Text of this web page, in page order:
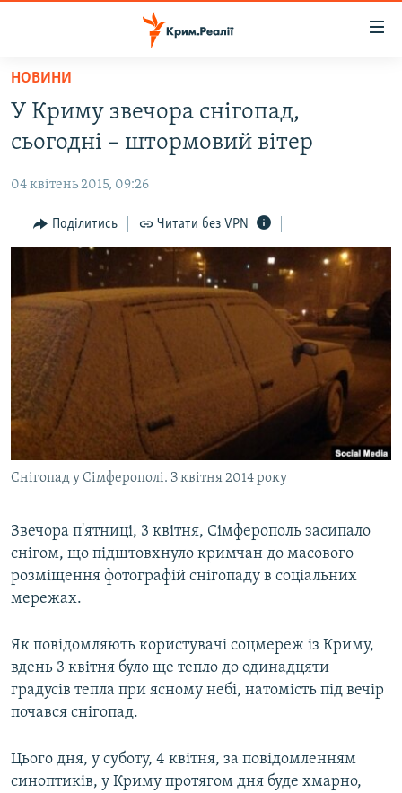
Перейти
основного
матеріалу
до
навігації
Перейти
пошуку
ВОДА.КРИМ
ПОЛІТИКА
БЛОГИ
ІНТЕРВ'Ю
ВСЕ ЗА ДЕНЬ
СПЕЦПРОЕКТИ
ДЕПОРТАЦІЯ
ВІДЕОУРОКИ «ELIFBE»
СВІДЧЕННЯ ОКУПАЦІЇ
УКРАЇНСЬКА ПРОБЛЕМА КРИМУ
ЯК ОБІЙТИ БЛОКУВАННЯ
Русский
Qırımtatar
Усі сайти RFE/RL
НОВИНИ
У Криму звечора снігопад,
сьогодні – штормовий вітер
04 квітень 2015, 09:26
Поділитись Читати без VPN
Снігопад у Сімферополі. З квітня 2014 року
Звечора п'ятниці, 3 квітня, Сімферополь засипало
снігом, що підштовхнуло кримчан до масового
розміщення фотографій снігопаду в соціальних
мережах.
Як повідомляють користувачі соцмереж із Криму,
вдень 3 квітня було ще тепло до одинадцяти
градусів тепла при ясному небі, натомість під вечір
почався снігопад.
Цього дня, у суботу, 4 квітня, за повідомленням
синоптиків, у Криму протягом дня буде хмарно,